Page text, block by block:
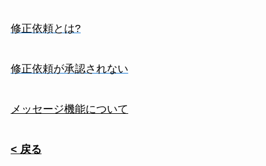
修正依頼とは?
修正依頼が承認されない
メッセージ機能について
< 戻る